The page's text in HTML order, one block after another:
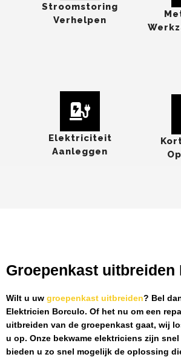
Stroomstoring
Verhelpen
Elektriciteit
Aanleggen
Groepenkast uitbreiden
Wilt u uw groepenkast uitbreiden? Bel
Elektricien Borculo. Of het nu om een
uitbreiden van de groepenkast gaat, wij
u op. Onze bekwame elektriciens zijn
bieden u zo snel mogelijk de oplossing